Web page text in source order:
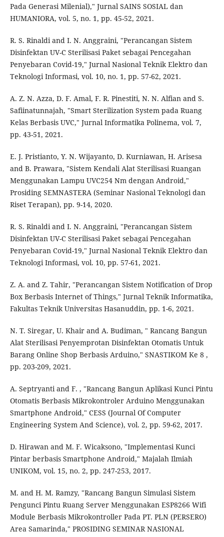
Pada Generasi Milenial)," Jurnal SAINS SOSIAL dan
HUMANIORA, vol. 5, no. 1, pp. 45-52, 2021.
R. S. Rinaldi and I. N. Anggraini, "Perancangan Sistem
Disinfektan UV-C Sterilisasi Paket sebagai Pencegahan
Penyebaran Covid-19," Jurnal Nasional Teknik Elektro dan
Teknologi Informasi, vol. 10, no. 1, pp. 57-62, 2021.
A. Z. N. Azza, D. F. Amal, F. R. Pinestiti, N. N. Alfian and S.
Safiinatunnajah, "Smart Sterilization System pada Ruang
Kelas Berbasis UVC," Jurnal Informatika Polinema, vol. 7,
pp. 43-51, 2021.
E. J. Pristianto, Y. N. Wijayanto, D. Kurniawan, H. Arisesa
and B. Prawara, "Sistem Kendali Alat Sterilisasi Ruangan
Menggunakan Lampu UVC254 Nm dengan Android,"
Prosiding SEMNASTERA (Seminar Nasional Teknologi dan
Riset Terapan), pp. 9-14, 2020.
R. S. Rinaldi and I. N. Anggraini, "Perancangan Sistem
Disinfektan UV-C Sterilisasi Paket sebagai Pencegahan
Penyebaran Covid-19," Jurnal Nasional Teknik Elektro dan
Teknologi Informasi, vol. 10, pp. 57-61, 2021.
Z. A. and Z. Tahir, "Perancangan Sistem Notification of Drop
Box Berbasis Internet of Things," Jurnal Teknik Informatika,
Fakultas Teknik Universitas Hasanuddin, pp. 1-6, 2021.
N. T. Siregar, U. Khair and A. Budiman, " Rancang Bangun
Alat Sterilisasi Penyemprotan Disinfektan Otomatis Untuk
Barang Online Shop Berbasis Arduino," SNASTIKOM Ke 8 ,
pp. 203-209, 2021.
A. Septryanti and F. , "Rancang Bangun Aplikasi Kunci Pintu
Otomatis Berbasis Mikrokontroler Arduino Menggunakan
Smartphone Android," CESS (Journal Of Computer
Engineering System And Science), vol. 2, pp. 59-62, 2017.
D. Hirawan and M. F. Wicaksono, "Implementasi Kunci
Pintar berbasis Smartphone Android," Majalah Ilmiah
UNIKOM, vol. 15, no. 2, pp. 247-253, 2017.
M. and H. M. Ramzy, "Rancang Bangun Simulasi Sistem
Pengunci Pintu Ruang Server Menggunakan ESP8266 Wifi
Module Berbasis Mikrokontroller Pada PT. PLN (PERSERO)
Area Samarinda," PROSIDING SEMINAR NASIONAL